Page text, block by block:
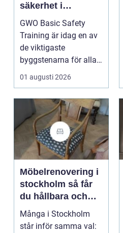
säkerhet i
vindkraftsbransch
en
GWO Basic Safety
Training är idag en av
de viktigaste
byggstenarna för alla
som vill arbet...
01 augusti 2026
Möbelrenovering i
stockholm så får
du hållbara och
vackra möbler
Många i Stockholm
står inför samma val: